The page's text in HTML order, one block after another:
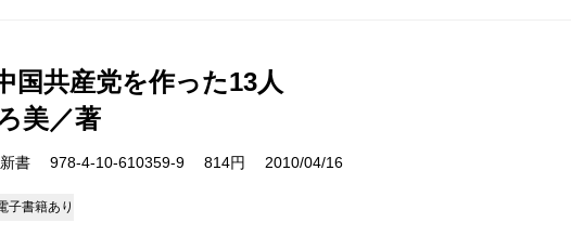
国共産党を作った13人
美／著
新書 978-4-10-610359-9 814円 2010/04/16
子書籍あり